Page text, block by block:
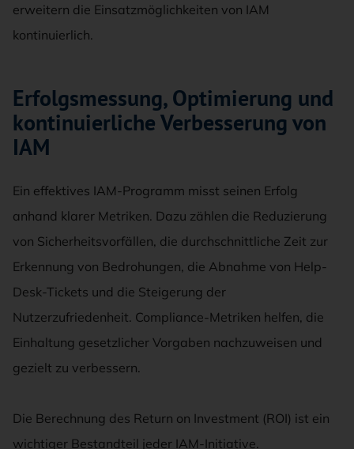
erweitern die Einsatzmöglichkeiten von IAM
kontinuierlich.
Erfolgsmessung, Optimierung und
kontinuierliche Verbesserung von
IAM
Ein effektives IAM-Programm misst seinen Erfolg
anhand klarer Metriken. Dazu zählen die Reduzierung
von Sicherheitsvorfällen, die durchschnittliche Zeit zur
Erkennung von Bedrohungen, die Abnahme von Help-
Desk-Tickets und die Steigerung der
Nutzerzufriedenheit. Compliance-Metriken helfen, die
Einhaltung gesetzlicher Vorgaben nachzuweisen und
gezielt zu verbessern.
Die Berechnung des Return on Investment (ROI) ist ein
wichtiger Bestandteil jeder IAM-Initiative.